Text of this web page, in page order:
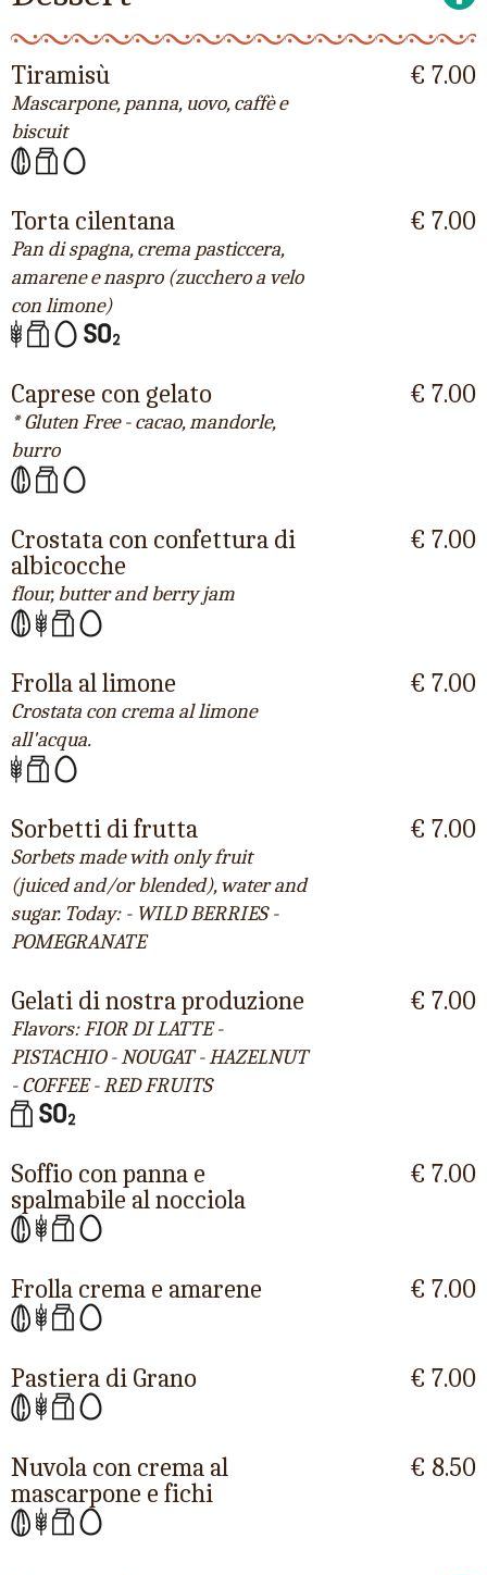
Tiramisù
Mascarpone, panna, uovo, caffè e
biscuit
€ 7.00
Torta cilentana
Pan di spagna, crema pasticcera,
amarene e naspro (zucchero a velo
con limone)
€ 7.00
Caprese con gelato
* Gluten Free - cacao, mandorle,
burro
€ 7.00
Crostata con confettura di
albicocche
flour, butter and berry jam
€ 7.00
Frolla al limone
Crostata con crema al limone
all'acqua.
€ 7.00
Sorbetti di frutta
Sorbets made with only fruit
(juiced and/or blended), water and
sugar. Today: - WILD BERRIES -
POMEGRANATE
€ 7.00
Gelati di nostra produzione
Flavors: FIOR DI LATTE -
PISTACHIO - NOUGAT - HAZELNUT
- COFFEE - RED FRUITS
€ 7.00
Soffio con panna e
spalmabile al nocciola
€ 7.00
Frolla crema e amarene € 7.00
Pastiera di Grano € 7.00
Nuvola con crema al
mascarpone e fichi
€ 8.50